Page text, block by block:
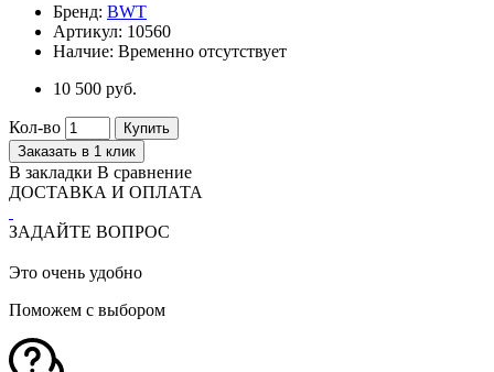
Бренд: BWT
Артикул: 10560
Налчие: Временно отсутствует
10 500 руб.
Кол-во
Купить
Заказать в 1 клик
В закладки В сравнение
ДОСТАВКА И ОПЛАТА
ЗАДАЙТЕ ВОПРОС
Это очень удобно
Поможем с выбором